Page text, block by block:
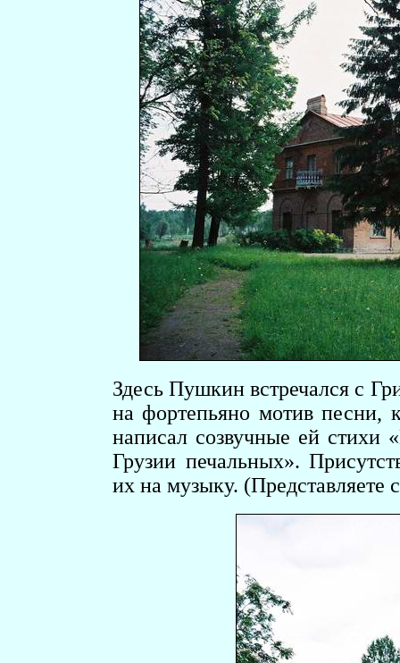
Здесь Пушкин встречался с
на фортепьяно мотив
написал созвучные ей
Грузии печальных».
их на музыку. (Представляете